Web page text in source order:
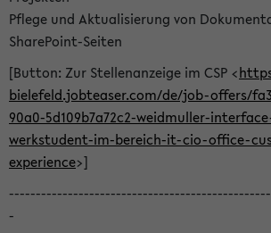
Pflege und Aktualisierung von
SharePoint-Seiten
[Button: Zur Stellenanzeige im CSP <
bielefeld.jobteaser.com/de/job-offers/
90a0-5d109b7a72c2-weidmuller-
werkstudent-im-bereich-it-cio-office-
experience>]
-